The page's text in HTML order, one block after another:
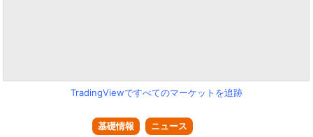
TradingViewですべてのマーケットを追跡
基礎情報 ニュース